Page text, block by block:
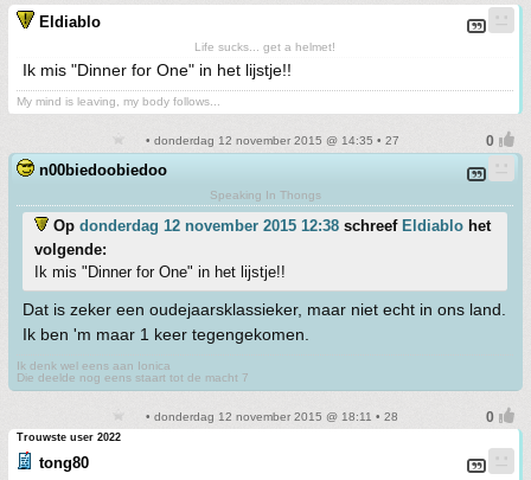
Eldiablo
Life sucks... get a helmet!
Ik mis "Dinner for One" in het lijstje!!
My mind is leaving, my body follows...
• donderdag 12 november 2015 @ 14:35 • 27
n00biedoobiedoo
Speaking In Thongs
Op donderdag 12 november 2015 12:38 schreef Eldiablo het
volgende:
Ik mis "Dinner for One" in het lijstje!!
Dat is zeker een oudejaarsklassieker, maar niet echt in ons land.
Ik ben 'm maar 1 keer tegengekomen.
Ik denk wel eens aan Ionica
Die deelde nog eens staart tot de macht 7
• donderdag 12 november 2015 @ 18:11 • 28
Trouwste user 2022
tong80